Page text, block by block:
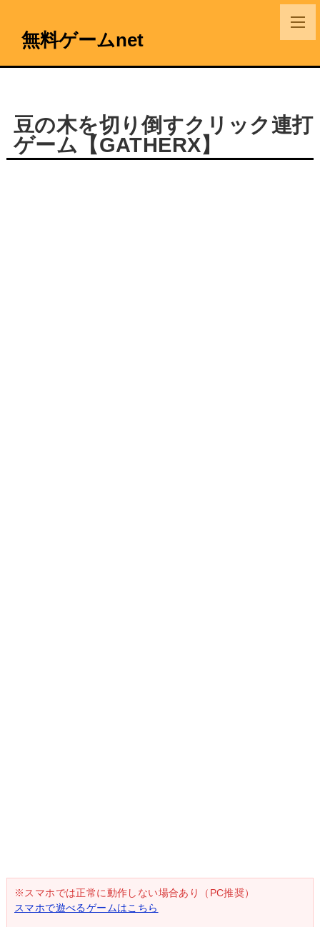
無料ゲームnet
豆の木を切り倒すクリック連打
ゲーム【GATHERX】
※スマホでは正常に動作しない場合あり（PC推奨）
スマホで遊べるゲームはこちら